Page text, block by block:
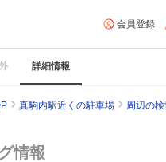
会員登録
詳細情報
真駒内駅近くの駐車場 周辺の
情報